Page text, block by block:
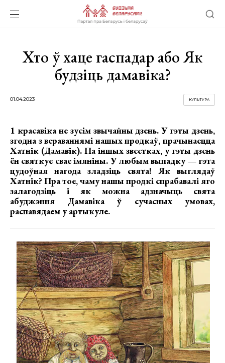
Хто ў хаце гаспадар або Як
будзіць дамавіка?
01.04.2023 КУЛЬТУРА
1 красавіка не зусім звычайны дзень. У гэты дзень,
згодна з вераваннямі нашых продкаў, прачынаецца
Хатнік (Дамавік). Па іншых звестках, у гэты дзень
ён святкуе свае імяніны. У любым выпадку — гэта
цудоўная нагода зладзіць свята! Як выглядаў
Хатнік? Пра тое, чаму нашы продкі спрабавалі яго
залагодзіць і як можна адзначыць свята
абуджэння Дамавіка ў сучасных умовах,
распавядаем у артыкуле.